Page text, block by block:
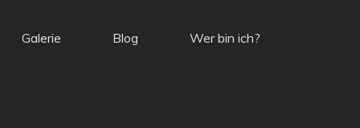
Galerie Blog Wer bin ich?